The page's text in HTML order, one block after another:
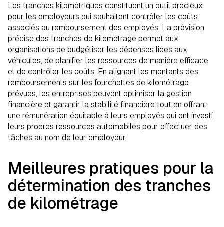
Les tranches kilométriques constituent un outil précieux
pour les employeurs qui souhaitent contrôler les coûts
associés au remboursement des employés. La prévision
précise des tranches de kilométrage permet aux
organisations de budgétiser les dépenses liées aux
véhicules, de planifier les ressources de manière efficace
et de contrôler les coûts. En alignant les montants des
remboursements sur les fourchettes de kilométrage
prévues, les entreprises peuvent optimiser la gestion
financière et garantir la stabilité financière tout en offrant
une rémunération équitable à leurs employés qui ont investi
leurs propres ressources automobiles pour effectuer des
tâches au nom de leur employeur.
Meilleures pratiques pour la
détermination des tranches
de kilométrage